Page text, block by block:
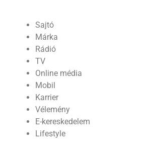
Sajtó
Márka
Rádió
TV
Online média
Mobil
Karrier
Vélemény
E-kereskedelem
Lifestyle